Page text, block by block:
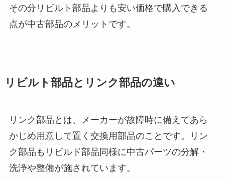
その分リビルト部品よりも安い価格で購入できる
点が中古部品のメリットです。
リビルト部品とリンク部品の違い
リンク部品とは、メーカーが故障時に備えてあら
かじめ用意して置く交換用部品のことです。リン
ク部品もリビルド部品同様に中古パーツの分解・
洗浄や整備が施されています。